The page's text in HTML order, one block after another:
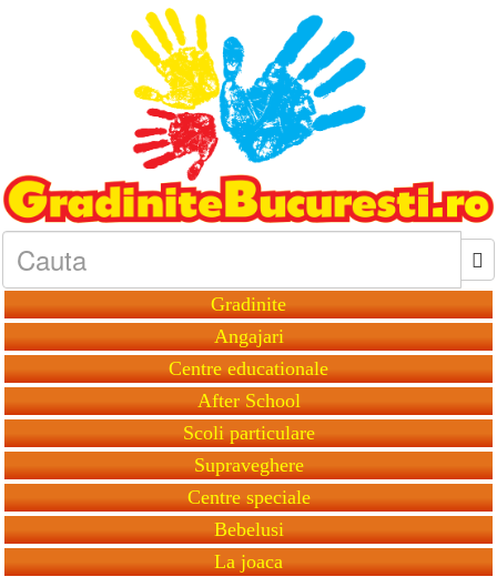
Gradinite
Angajari
Centre educationale
After School
Scoli particulare
Supraveghere
Centre speciale
Bebelusi
La joaca